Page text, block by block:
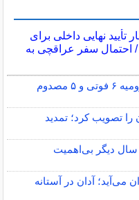
تأیید نهایی داخلی برای
/ احتمال سفر عراقچی به
تصادف زنجیره‌ای در جاده سلماس - ارومیه ۶ فوتی و ۵ مصدوم
را تصویب کرد؛ تمدید
سال دیگر بی‌اهمیت
می‌آید؛ آدان در آستانه